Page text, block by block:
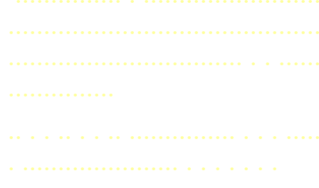
................................. . .
...............
.. . . .. . . .. ............... . . .
. ...................... . . . . . . .